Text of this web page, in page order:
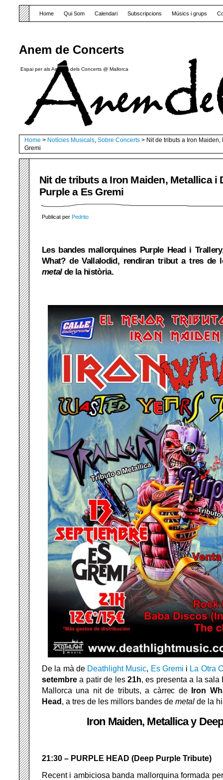
Anem de Concerts
Espai per als Amants dels Concerts @ Mallorca
Home Qui Som Calendari Subscripcions Músics i grups
Home > Notícies Musicals, Sobre Concerts > Nit de tributs a Iron
Gremi
Nit de tributs a Iron Maiden, Metallica i
Purple a Es Gremi
Publicat per Pedrito
Les bandes mallorquines Purple Head i
What? de Vallalodid, rendiran tribut a tres de
metalde la història.
De la mà de Deathlight Music, Es Gremi i La Otra
setembre a patir de les21h, es presenta a la sala
Mallorca una nit de tributs, a càrrec de
Iron
Head , a tres de les millors bandes de metal de la
Iron Maiden, Metallica y
21:30 – PURPLE HEAD (Deep Purple Tribute)
Recent i ambiciosa banda mallorquina formada